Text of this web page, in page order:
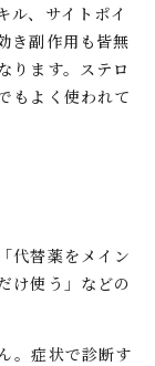
ル、サイトポイ
き副作用も皆無
ります。ステロ
もよく使われて
代替薬をメイン
け使う」などの
。症状で診断す